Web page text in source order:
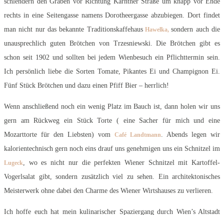
rechts in eine Seitengasse namens Dorotheergasse abzubiegen. Dort findet
man nicht nur das bekannte TraditionskaffehausHawelka,sondern auch die
unausprechlich guten Brötchen von Trzesniewski. Die Brötchen gibt es
schon seit 1902 und sollten bei jedem Wienbesuch ein Pflichttermin sein.
Ich persönlich liebe die Sorten Tomate, Pikantes Ei und Champignon Ei.
Fünf Stück Brötchen und dazu einen Pfiff Bier – herrlich!
Wenn anschließend noch ein wenig Platz im Bauch ist, dann holen wir uns
gern am Rückweg ein Stück Torte ( eine Sacher für mich und eine
Mozarttorte für den Liebsten) vom Café Landtmann . Abends legen wir
kalorientechnisch gern noch eins drauf uns genehmigen uns ein Schnitzel im
Lugeck , wo es nicht nur die perfekten Wiener Schnitzel mit Kartoffel-
Vogerlsalat gibt, sondern zusätzlich viel zu sehen. Ein architektonisches
Meisterwerk ohne dabei den Charme des Wiener Wirtshauses zu verlieren.
Ich hoffe euch hat mein kulinarischer Spaziergang durch Wien’s Altstadt